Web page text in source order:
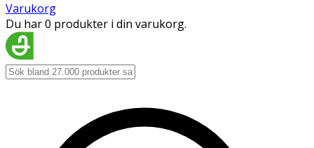
Varukorg
Du har 0 produkter i din varukorg.